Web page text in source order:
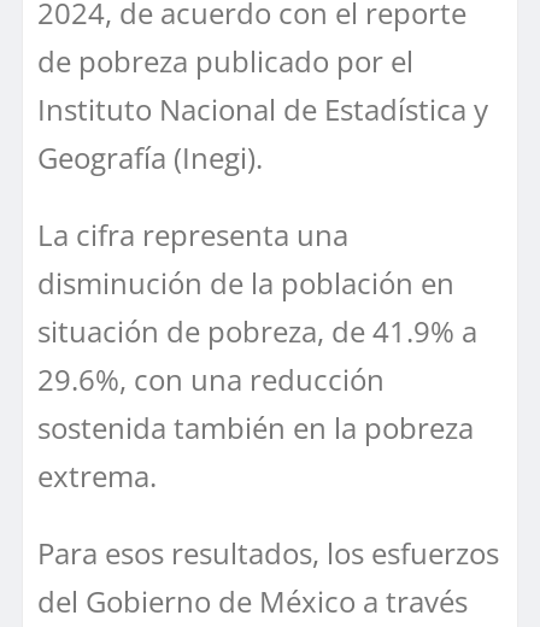
2024, de acuerdo con el reporte
de pobreza publicado por el
Instituto Nacional de Estadística y
Geografía (Inegi).
La cifra representa una
disminución de la población en
situación de pobreza, de 41.9% a
29.6%, con una reducción
sostenida también en la pobreza
extrema.
Para esos resultados, los esfuerzos
del Gobierno de México a través